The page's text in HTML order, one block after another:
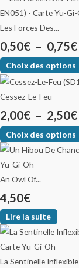
Les Forces Des...
0,50€ – 0,75€
Choix des options
Cessez-Le-Feu
2,00€ – 2,50€
Choix des options
An Owl Of...
4,50€
Lire la suite
La Sentinelle Inflexible